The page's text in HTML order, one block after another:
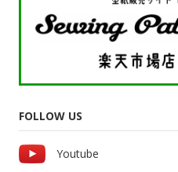
FOLLOW US
Youtube